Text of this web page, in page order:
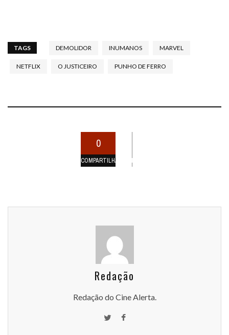
TAGS DEMOLIDOR INUMANOS MARVEL
NETFLIX O JUSTICEIRO PUNHO DE FERRO
0
COMPARTILHAMENTOS
Redação
Redação do Cine Alerta.